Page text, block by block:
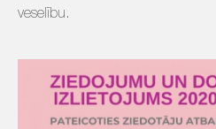
veselību.